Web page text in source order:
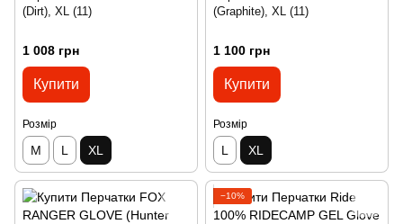
(Dirt), XL (11)
1 008 грн
Купити
Розмір
M L XL
(Graphite), XL (11)
1 100 грн
Купити
Розмір
L XL
−10%